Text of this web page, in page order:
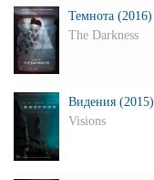
Темнота (2016)
The Darkness
Видения (2015)
Visions